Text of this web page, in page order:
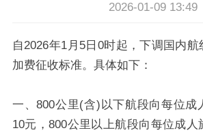
2026-01-09 13:49
自2026年1月5日0时起，下调国内
加费征收标准。具体如下：
一、800公里(含)以下航段向每位成
10元，800公里以上航段向每位成人